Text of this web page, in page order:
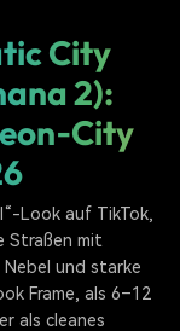
City
2):
Look auf TikTok,
Straßen mit
Nebel und starke
Frame, als 6–12
als cleanes